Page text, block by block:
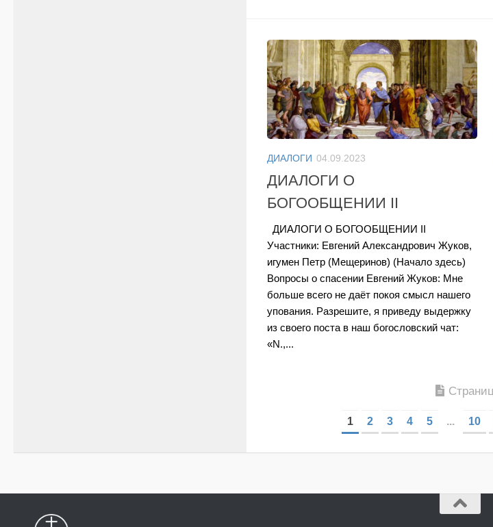
ДИАЛОГИ 04.09.2023
ДИАЛОГИ О
БОГООБЩЕНИИ II
ДИАЛОГИ О БОГООБЩЕНИИ II
Участники: Евгений Александрович Жуков,
игумен Петр (Мещеринов) (Начало здесь)
Вопросы о спасении Евгений Жуков: Мне
больше всего не даёт покоя смысл нашего
упования. Разрешите, я приведу выдержку
из своего поста в наш богословский чат:
«N.,...
1 2 3 4 5 ... 10